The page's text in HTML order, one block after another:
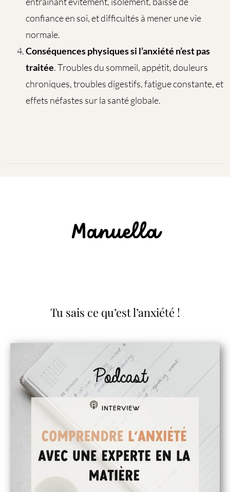
confiance en soi, et difficultés à mener une vie
normale.
Conséquences physiques si l’anxiété n’est pas
traitée. Troubles du sommeil, appétit, douleurs
chroniques, troubles digestifs, fatigue constante, et
effets néfastes sur la santé globale.
Manuella
Tu sais ce qu’est l’anxiété !